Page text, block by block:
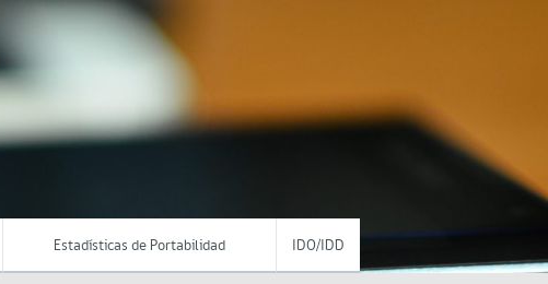
Estadísticas de Portabilidad IDO/IDD